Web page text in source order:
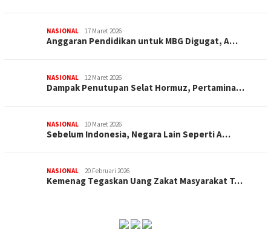
NASIONAL 17 Maret 2026
Anggaran Pendidikan untuk MBG Digugat, A…
NASIONAL 12 Maret 2026
Dampak Penutupan Selat Hormuz, Pertamina…
NASIONAL 10 Maret 2026
Sebelum Indonesia, Negara Lain Seperti A…
NASIONAL 20 Februari 2026
Kemenag Tegaskan Uang Zakat Masyarakat T…